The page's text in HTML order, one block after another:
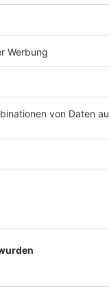
Vertragsparteien
und vertraglichem
dispositiv, kann
)gerichtlichen
über den Umfang
unterscheiden.
sie hinsichtlich des